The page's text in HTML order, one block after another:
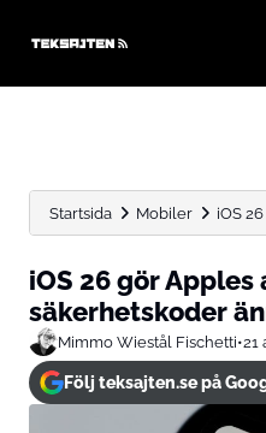
Startsida Mobiler iOS
iOS 26 gör
säkerhetskoder
Mimmo Wiestål Fischetti•21
Följ teksajten.se på